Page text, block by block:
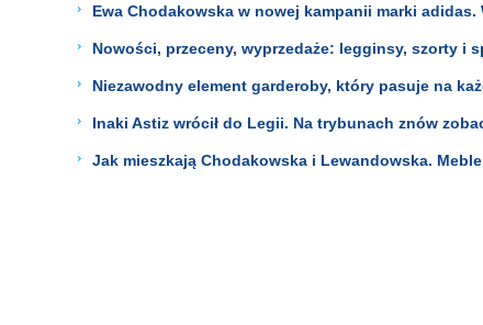
Ewa Chodakowska w nowej kampanii marki
Nowości, przeceny, wyprzedaże: legginsy, szorty i
Niezawodny element garderoby, który pasuje na
Inaki Astiz wrócił do Legii. Na trybunach znów
Jak mieszkają Chodakowska i Lewandowska.